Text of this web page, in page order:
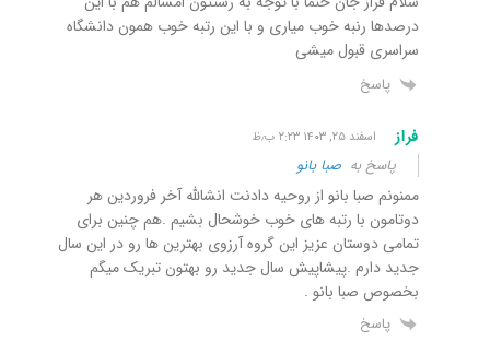
درصدها رنبه خوب میاری و با این رتبه خوب همون دانشگاه
سراسری قبول میشی
پاسخ
فراز اسفند ۲۵, ۱۴۰۳ ۲:۲۳ ب٫ظ
پاسخ به صبا بانو
ممنونم صبا بانو از روحیه دادنت انشالله آخر فروردین هر
دوتامون با رتبه های خوب خوشحال بشیم .هم چنین برای
تمامی دوستان عزیز این گروه آرزوی بهترین ها رو در این سال
جدید دارم .پیشاپیش سال جدید رو بهتون تبریک میگم
بخصوص صبا بانو .
پاسخ